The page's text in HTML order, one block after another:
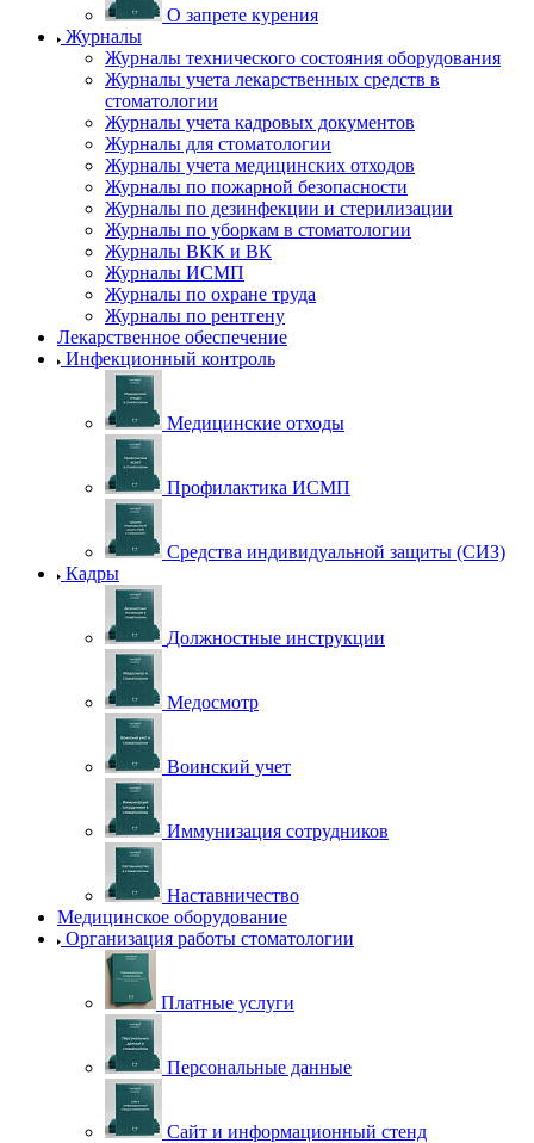
О запрете курения
Журналы
Журналы технического состояния оборудования
Журналы учета лекарственных средств в
стоматологии
Журналы учета кадровых документов
Журналы для стоматологии
Журналы учета медицинских отходов
Журналы по пожарной безопасности
Журналы по дезинфекции и стерилизации
Журналы по уборкам в стоматологии
Журналы ВКК и ВК
Журналы ИСМП
Журналы по охране труда
Журналы по рентгену
Лекарственное обеспечение
Инфекционный контроль
Медицинские отходы
Профилактика ИСМП
Средства индивидуальной защиты (СИЗ)
Кадры
Должностные инструкции
Медосмотр
Воинский учет
Иммунизация сотрудников
Наставничество
Медицинское оборудование
Организация работы стоматологии
Платные услуги
Персональные данные
Сайт и информационный стенд